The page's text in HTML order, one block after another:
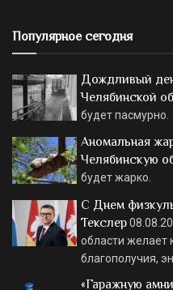
Популярное сегодня
Дождливый
Челябинской
будет пасмурно.
Аномальная
Челябинскую
будет жарко.
С Днем
Текслер
области желает
благополучия,
«Гаражную